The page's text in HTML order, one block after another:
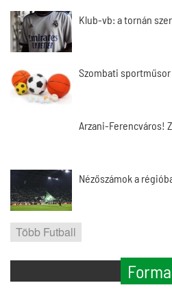
Klub-vb: a tornán
Szombati
Arzani-Ferencváros!
Nézőszámok a
Több Futball
Forma